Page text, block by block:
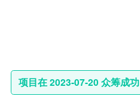
项目在 2023-07-20 众筹成功